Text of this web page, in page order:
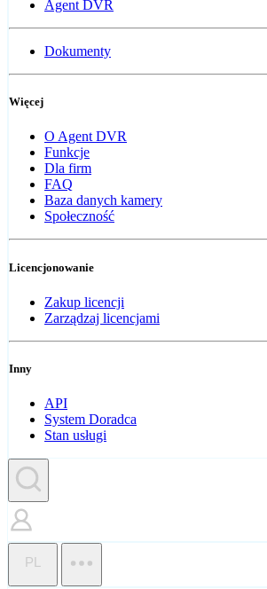
Agent DVR
Dokumenty
Więcej
O Agent DVR
Funkcje
Dla firm
FAQ
Baza danych kamery
Społeczność
Licencjonowanie
Zakup licencji
Zarządzaj licencjami
Inny
API
System Doradca
Stan usługi
PL